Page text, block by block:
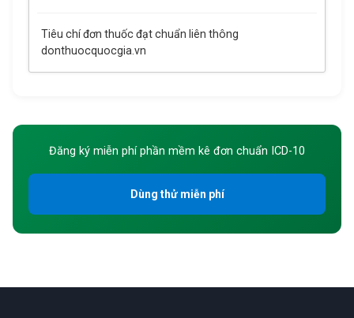
Tiêu chí đơn thuốc đạt chuẩn liên thông
donthuocquocgia.vn
Đăng ký miễn phí phần mềm kê đơn chuẩn ICD-10
Dùng thử miễn phí